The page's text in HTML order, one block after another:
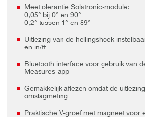
Meettolerantie Solatronic-module:
0,05° bij 0° en 90°
0,2° tussen 1° en 89°
Uitlezing van de hellingshoek
en in/ft
Bluetooth interface voor gebruik van
Measures-app
Gemakkelijk aflezen omdat de
omslagmeting
Praktische V-groef met magneet voor